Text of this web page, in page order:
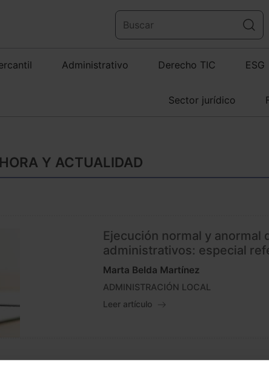
Administrativo Derecho TIC ESG
Sector jurídico
Y ACTUALIDAD
Ejecución normal y anormal
administrativos: especial
Marta Belda Martínez
ADMINISTRACIÓN LOCAL
Leer artículo
Efectos del COVID-19 en